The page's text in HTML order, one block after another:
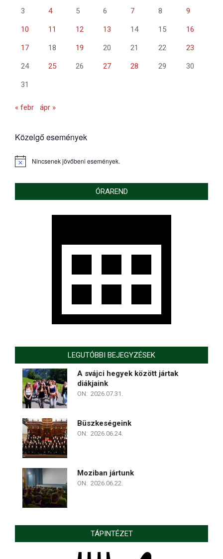
3 4 5 6 7 8 9
10 11 12 13 14 15 16
17 18 19 20 21 22 23
24 25 26 27 28 29 30
31
« febr ápr »
Közelgő események
Notice Nincsenek jövőbeni események.
ÓRAREND
LEGUTÓBBI BEJEGYZÉSEK
A svájci hegyek között jártak
diákjaink
ON: 2026.07.31.
Büszkeségeink
ON: 2026.06.24.
Moziban jártunk
ON: 2026.06.22.
TÁPINTÉZET